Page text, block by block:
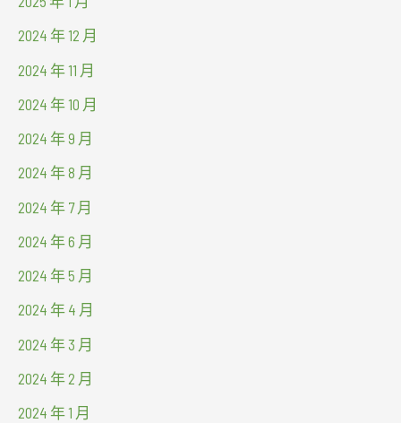
2024 年 12 月
2024 年 11 月
2024 年 10 月
2024 年 9 月
2024 年 8 月
2024 年 7 月
2024 年 6 月
2024 年 5 月
2024 年 4 月
2024 年 3 月
2024 年 2 月
2024 年 1 月